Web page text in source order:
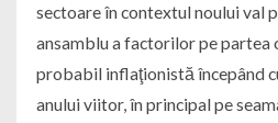
sectoare în contextul noului val
ansamblu a factorilor pe partea
probabil inflaţionistă începând
anului viitor, în principal pe